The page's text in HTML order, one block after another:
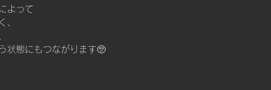
よって
、
状態にもつながります🥺